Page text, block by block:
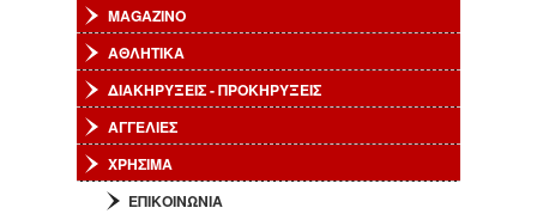
MAGAZINO
ΑΘΛΗΤΙΚΑ
ΔΙΑΚΗΡΥΞΕΙΣ - ΠΡΟΚΗΡΥΞΕΙΣ
ΑΓΓΕΛΙΕΣ
ΧΡΗΣΙΜΑ
ΕΠΙΚΟΙΝΩΝΙΑ